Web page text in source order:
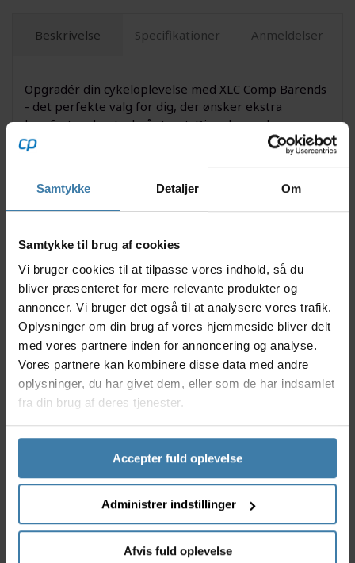
Samtykke Detaljer Om
Samtykke til brug af cookies
Vi bruger cookies til at tilpasse vores indhold, så du
bliver præsenteret for mere relevante produkter og
annoncer. Vi bruger det også til at analysere vores trafik.
Oplysninger om din brug af vores hjemmeside bliver delt
med vores partnere inden for annoncering og analyse.
Vores partnere kan kombinere disse data med andre
oplysninger, du har givet dem, eller som de har indsamlet
fra din brug af deres tjenester.
Accepter fuld oplevelse
Administrer indstillinger
Afvis fuld oplevelse
Beskrivelse Specifikationer Anmeldelser
Opgradér din cykeloplevelse med XLC Comp Barends
- det perfekte valg for dig, der ønsker ekstra
komfort og kontrol på styret. Disse barends er
designet i et let, slidstærkt materiale, som giver et
solidt greb og lader dig variere håndpositionen på
eller nyder mountainbike-eventyr, er disse barends
en pålidelig og ergonomisk løsning, der understøtter
Letvægtsdesign for minimal vægtpåvirkning
Ergonomisk form, der forbedrer komforten på
lange ture
Robust konstruktion for lang holdbarhed
Let at montere på de fleste standardstyr
Forbedrer muligheden for variation i
håndpositionen
XLC Comp Barends er ideelle til både mountainbike-
og bycykler, hvor du ønsker ekstra støtte og komfort.
har brug for hyppig variation i grebet for at mindske
træthed i hænder og arme. Deres funktionelle design
gør dem særligt velegnede til både entusiastiske
MTB-cyklister og daglige pendlere.